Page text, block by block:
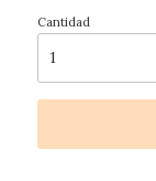
Cantidad